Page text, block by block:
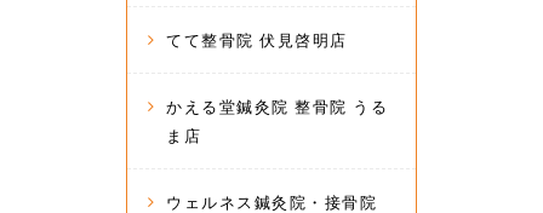
てて整骨院 伏見啓明店
かえる堂鍼灸院 整骨院 うる
ま店
ウェルネス鍼灸院・接骨院